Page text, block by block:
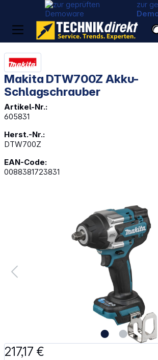
zur
Makita DTW700Z Akku-
Schlagschrauber
Artikel-Nr.:
605831
Herst.-Nr.:
DTW700Z
EAN-Code:
0088381723831
Bildergalerie überspringen
217,17 €